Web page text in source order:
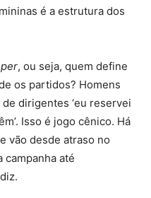
é a estrutura dos
, ou seja, quem define
os partidos? Homens
dirigentes ‘eu reservei
Isso é jogo cênico. Há
vão desde atraso no
campanha até